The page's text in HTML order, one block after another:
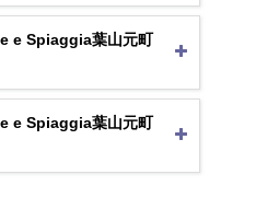
e Spiaggia葉山元町
e Spiaggia葉山元町